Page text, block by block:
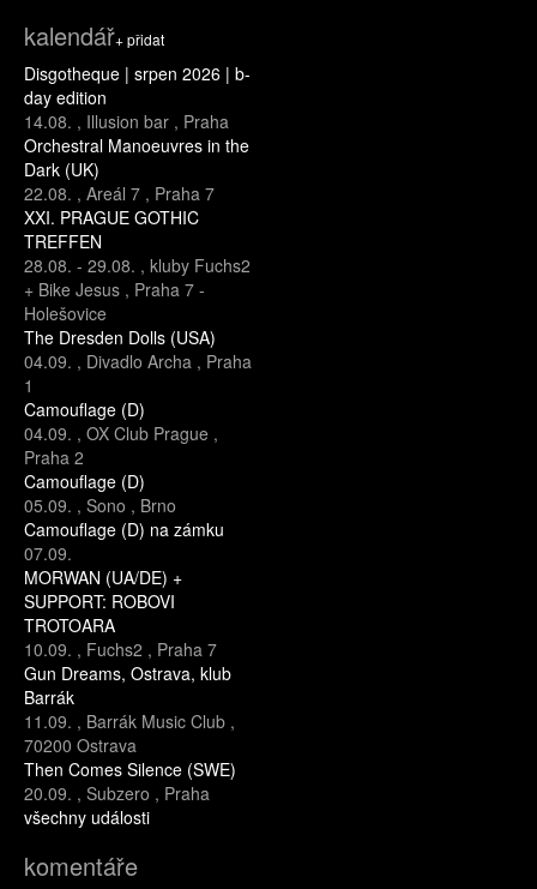
kalendář+ přidat
Disgotheque | srpen 2026 | b-
day edition
14.08. , Illusion bar , Praha
Orchestral Manoeuvres in the
Dark (UK)
22.08. , Areál 7 , Praha 7
XXI. PRAGUE GOTHIC
TREFFEN
28.08. - 29.08. , kluby Fuchs2
+ Bike Jesus , Praha 7 -
Holešovice
The Dresden Dolls (USA)
04.09. , Divadlo Archa , Praha
1
Camouflage (D)
04.09. , OX Club Prague ,
Praha 2
Camouflage (D)
05.09. , Sono , Brno
Camouflage (D) na zámku
07.09.
MORWAN (UA/DE) +
SUPPORT: ROBOVI
TROTOARA
10.09. , Fuchs2 , Praha 7
Gun Dreams, Ostrava, klub
Barrák
11.09. , Barrák Music Club ,
70200 Ostrava
Then Comes Silence (SWE)
20.09. , Subzero , Praha
všechny události
komentáře